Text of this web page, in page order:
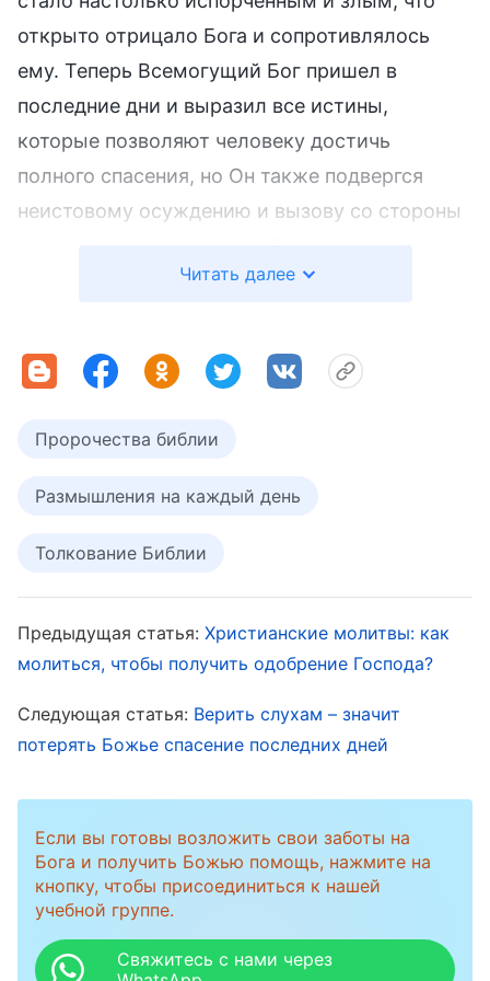
открыто отрицало Бога и сопротивлялось
ему. Теперь Всемогущий Бог пришел в
последние дни и выразил все истины,
которые позволяют человеку достичь
полного спасения, но Он также подвергся
неистовому осуждению и вызову со стороны
правительства и был отвергнут этим
следующим словам Господа Иисуса: «
как молния, сверкнувшая от одного края
будет Сын Человеческий в день Свой. Но
прежде надлежит Ему много пострадать и
Китайское правительство — это
атеистическое правительство, сама его
сущность — противление Богу, и поэтому
осуждение им Церкви Всемогущего Бога не
пасторы и старейшины современного
Господа, так почему же тогда они не ищут и
не исследуют явление и работу Всемогущего
Бога, а вместо этого отчаянно
сопротивляются и осуждают Его? Это
заслуживает тщательного рассмотрения. На
Читать далее
Пророчества библии
Размышления на каждый день
Толкование Библии
Предыдущая статья: Христианские молитвы: как
молиться, чтобы получить одобрение Господа?
Следующая статья: Верить слухам – значит
потерять Божье спасение последних дней
Если вы готовы возложить свои заботы на
Бога и получить Божью помощь, нажмите на
кнопку, чтобы присоединиться к нашей
учебной группе.
Свяжитесь с нами через